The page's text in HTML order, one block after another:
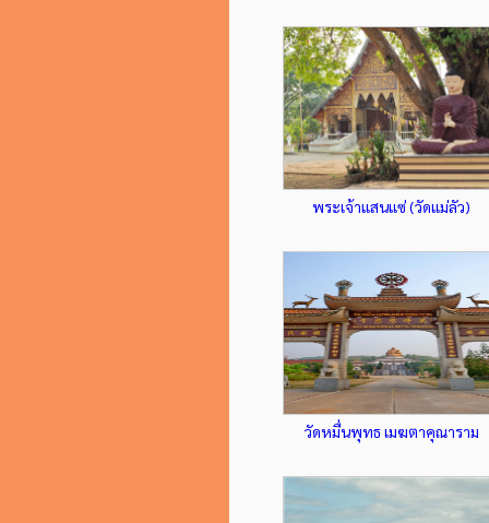
พระเจ้าแสนแซ่ (วัดแม่ลัว)
วัดหมื่นพุทธ เมฆตาคุณาราม